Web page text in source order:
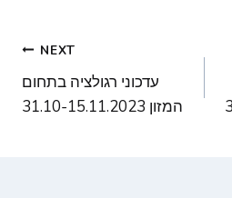
NEXT
עדכוני רגולציה בתחום
המזון 31.10-15.11.2023